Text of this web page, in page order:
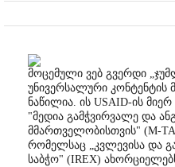
მოცემული ვებ გვერდი
უნივერსალური კონტენტის
ნაწილია. ის USAID-ის
"მედია გამჭვირვალე და
მმართველობისთვის" (M-
რომელსაც „კვლევისა და
საბჭო" (IREX)